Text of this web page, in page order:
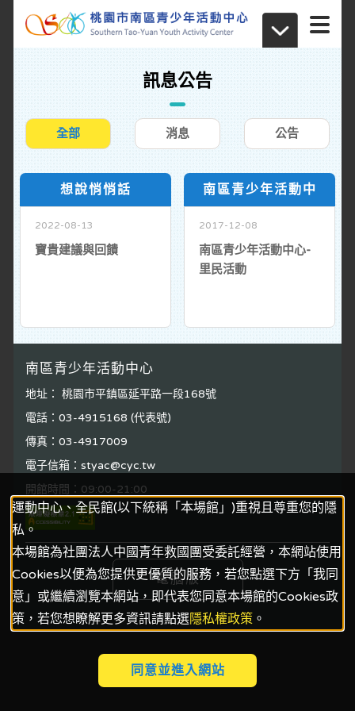
運動中心、全民館(以下統稱「本場館」)重視且尊重您的隱
私。
本場館為社團法人中國青年救國團受委託經營，本網站使用
Cookies以便為您提供更優質的服務，若您點選下方「我同
意」或繼續瀏覽本網站，即代表您同意本場館的Cookies政
策，若您想瞭解更多資訊請點選隱私權政策 。
同意並進入網站
訊息公告
全部 消息 公告
想說悄悄話
2022-08-13
寶貴建議與回饋
南區青少年活動中
2017-12-08
南區青少年活動中心-
里民活動
南區青少年活動中心
地址： 桃園市平鎮區延平路一段168號
電話：03-4915168 (代表號)
傳真：03-4917009
電子信箱：styac@cyc.tw
開館時間：09:00-21:00
電腦版